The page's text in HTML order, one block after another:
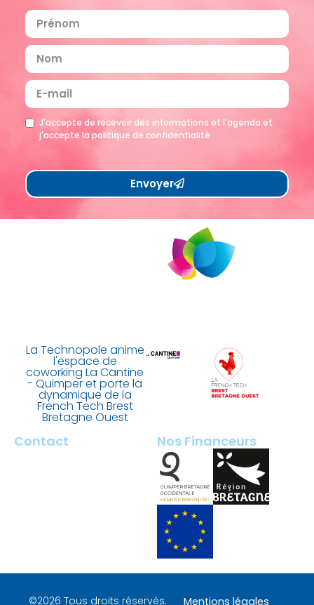
J'accepte de recevoir des informations et l'agenda et
j'accepte la politique de confidentialité
Envoyer
La Technopole anime
l'espace de
coworking La Cantine
- Quimper et porte la
dynamique de la
French Tech Brest
Bretagne Ouest
Contact Nos Financeurs
©2026 Tous droits réservés. Mentions légales